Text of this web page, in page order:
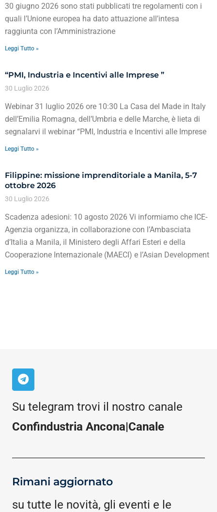
30 giugno 2026 sono stati pubblicati tre regolamenti con i
quali l’Unione europea ha dato attuazione all’intesa
raggiunta con l’Amministrazione
Leggi Tutto »
“PMI, Industria e Incentivi alle Imprese ”
30 Luglio 2026
Webinar 31 luglio 2026 ore 10:30 La Casa del Made in Italy
dell’Emilia Romagna, dell’Umbria e delle Marche, è lieta di
segnalarvi il webinar “PMI, Industria e Incentivi alle Imprese
Leggi Tutto »
Filippine: missione imprenditoriale a Manila, 5-7
ottobre 2026
30 Luglio 2026
Scadenza adesioni: 10 agosto 2026 Vi informiamo che ICE-
Agenzia organizza, in collaborazione con l’Ambasciata
d’Italia a Manila, il Ministero degli Affari Esteri e della
Cooperazione Internazionale (MAECI) e l’Asian Development
Leggi Tutto »
Su telegram trovi il nostro canale
Confindustria Ancona|Canale
Rimani aggiornato
su tutte le novità, gli eventi e le